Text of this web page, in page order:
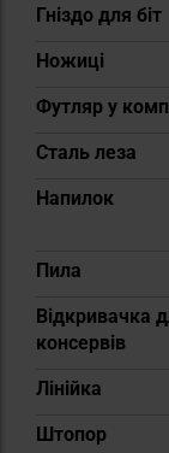
Гніздо для біт
Ножиці
Футляр у
Сталь леза
Напилок
Пила
Відкривачка
консервів
Лінійка
Штопор